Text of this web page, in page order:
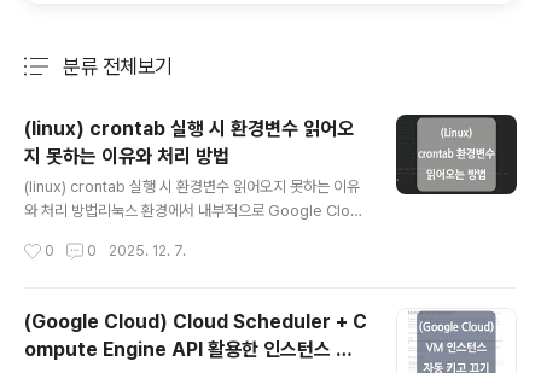
분류 전체보기
(linux) crontab 실행 시 환경변수 읽어오
지 못하는 이유와 처리 방법
(linux) crontab 실행 시 환경변수 읽어오지 못하는 이유
와 처리 방법리눅스 환경에서 내부적으로 Google Clou
통해 실행했을 때 '~/.bashrc' 파일에 설정된 환경변수를
e Cloud Vision API 사용 시 인증키가 필요하며, 해당 인
증키의 full path를 GOOGLE_APPLICATION_CREDE
0 0 2025. 12. 7.
(Google Cloud) Cloud Scheduler + C
ompute Engine API 활용한 인스턴스 자